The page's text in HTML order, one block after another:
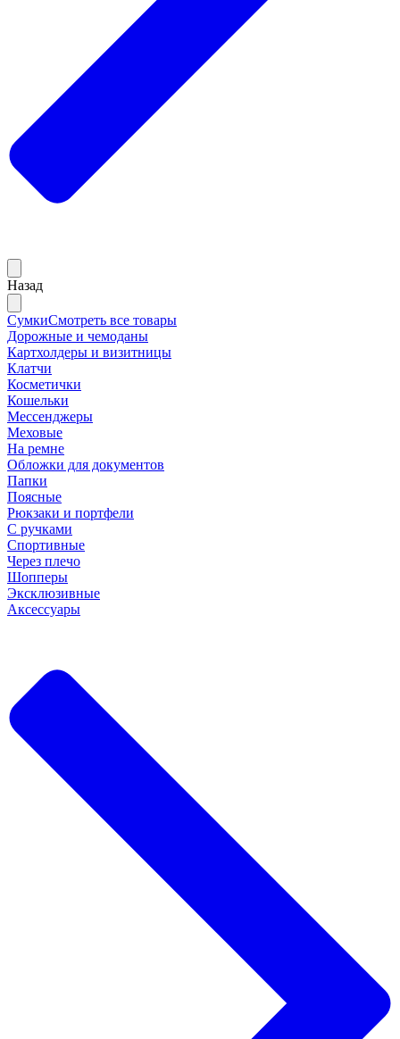
Назад
СумкиСмотреть все товары
Дорожные и чемоданы
Картхолдеры и визитницы
Клатчи
Косметички
Кошельки
Мессенджеры
Меховые
На ремне
Обложки для документов
Папки
Поясные
Рюкзаки и портфели
С ручками
Спортивные
Через плечо
Шопперы
Эксклюзивные
Аксессуары